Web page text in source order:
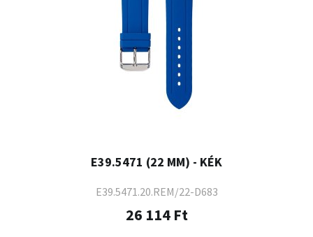
E39.5471 (22 MM) - KÉK
E39.5471.20.REM/22-D683
26 114 Ft